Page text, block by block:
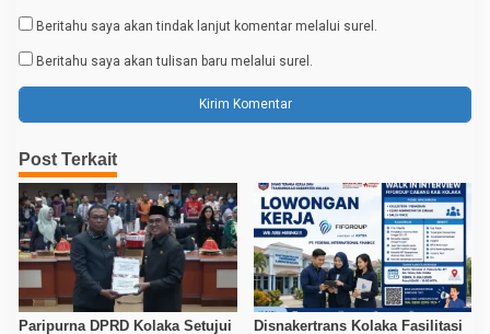
Beritahu saya akan tindak lanjut komentar melalui surel.
Beritahu saya akan tulisan baru melalui surel.
Post Terkait
Paripurna DPRD Kolaka Setujui
Disnakertrans Kolaka Fasilitasi